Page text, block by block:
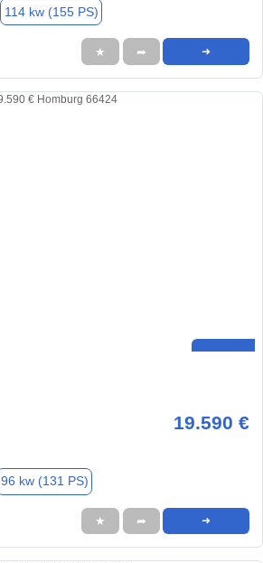
114 kw (155 PS)
★ ➦ ➜
19.590 €
96 kw (131 PS)
★ ➦ ➜